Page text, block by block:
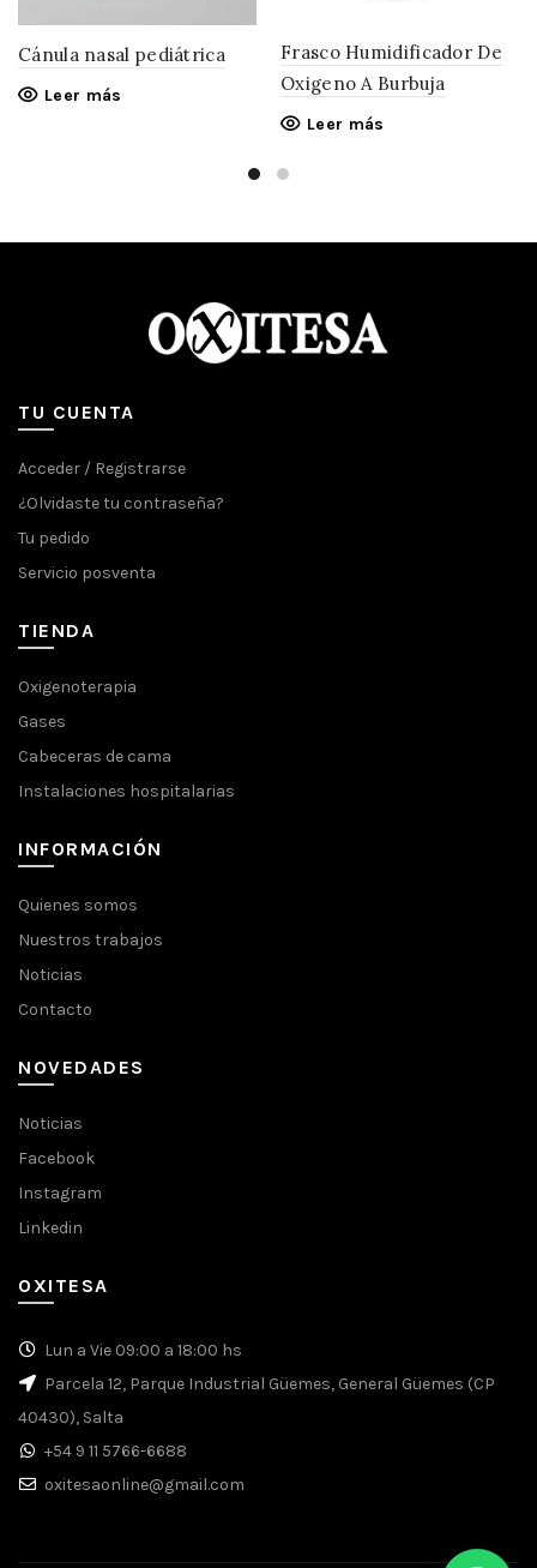
Cánula nasal pediátrica
Leer más
Frasco Humidificador De
Oxigeno A Burbuja
Leer más
TU CUENTA
Acceder / Registrarse
¿Olvidaste tu contraseña?
Tu pedido
Servicio posventa
TIENDA
Oxigenoterapia
Gases
Cabeceras de cama
Instalaciones hospitalarias
INFORMACIÓN
Quienes somos
Nuestros trabajos
Noticias
Contacto
NOVEDADES
Noticias
Facebook
Instagram
Linkedin
OXITESA
Lun a Vie 09:00 a 18:00 hs
Parcela 12, Parque Industrial Güemes, General Güemes (CP
40430), Salta
+54 9 11 5766-6688
oxitesaonline@gmail.com